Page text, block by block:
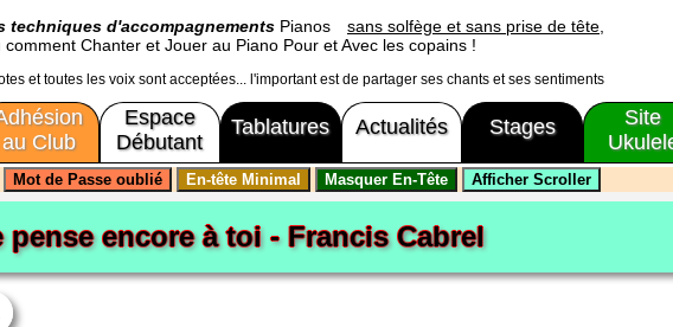
techniques d'accompagnements Pianos
sans solfège et sans prise de tête,
comment Chanter et Jouer au Piano Pour et Avec les copains !
et toutes les voix sont acceptées... l'important est de partager ses chants et ses sentiments
au Club
Espace
Débutant
Tablatures Actualités Stages
Site
pense encore à toi - Francis Cabrel